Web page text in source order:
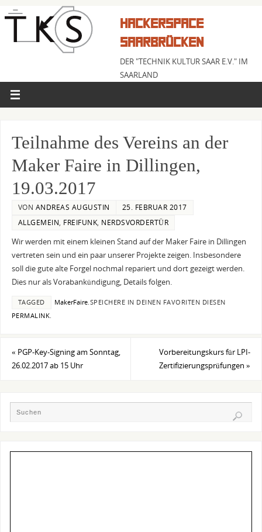
HACKERSPACE
SAARBRÜCKEN
DER "TECHNIK KULTUR SAAR E.V." IM
SAARLAND
Teilnahme des Vereins an der
Maker Faire in Dillingen,
19.03.2017
VON ANDREAS AUGUSTIN
25. FEBRUAR 2017
ALLGEMEIN, FREIFUNK, NERDSVORDERTÜR
Wir werden mit einem kleinen Stand auf der Maker Faire in Dillingen
vertreten sein und ein paar unserer Projekte zeigen. Insbesondere
soll die gute alte Forgel nochmal repariert und dort gezeigt werden.
Dies nur als Vorabankündigung, Details folgen.
TAGGED MakerFaire.SPEICHERE IN DEINEN FAVORITEN DIESEN
PERMALINK.
« PGP-Key-Signing am Sonntag,
26.02.2017 ab 15 Uhr
Vorbereitungskurs für LPI-
Zertifizierungsprüfungen»